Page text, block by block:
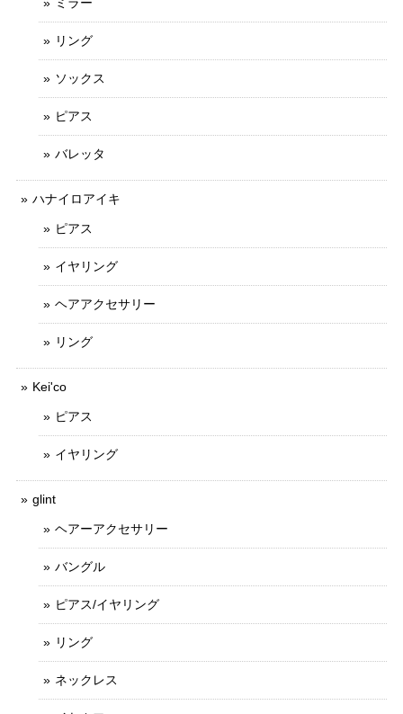
ミラー
リング
ソックス
ピアス
バレッタ
ハナイロアイキ
ピアス
イヤリング
ヘアアクセサリー
リング
Kei'co
ピアス
イヤリング
glint
ヘアーアクセサリー
バングル
ピアス/イヤリング
リング
ネックレス